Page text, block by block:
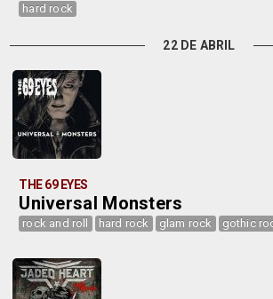
hard rock
22 DE ABRIL
THE 69 EYES
Universal Monsters
rock and roll hard rock glam rock gothic